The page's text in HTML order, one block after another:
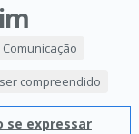
compreendido
se expressar